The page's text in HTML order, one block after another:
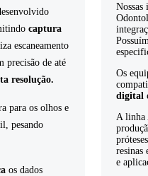
captura
escaneamento
precisão de até
resolução.
para os olhos e
pesando
os dados
Nossas
Os
digital
A linha
resinas
e